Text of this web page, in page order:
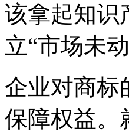
该拿起知识
立“市场未
企业对商标
保障权益。